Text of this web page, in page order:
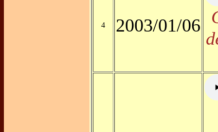
4 2003/01/06